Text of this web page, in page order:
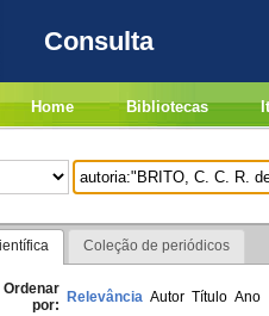
Consulta
Home Bibliotecas
Coleção de periódicos
Ordenar
por: Relevância Autor Título Ano